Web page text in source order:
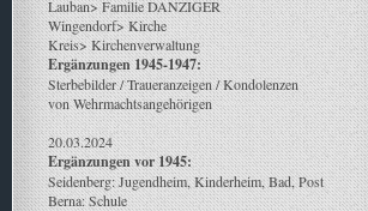
Lauban> Familie DANZIGER
Wingendorf> Kirche
Kreis> Kirchenverwaltung
Ergänzungen 1945-1947:
Sterbebilder / Traueranzeigen / Kondolenzen
von Wehrmachtsangehörigen
20.03.2024
Ergänzungen vor 1945:
Seidenberg: Jugendheim, Kinderheim, Bad, Post
Berna: Schule